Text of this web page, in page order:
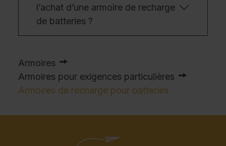
l’achat d’une armoire de recharge
de batteries ?
Armoires
Armoires pour exigences particulières
Armoires de recharge pour batteries